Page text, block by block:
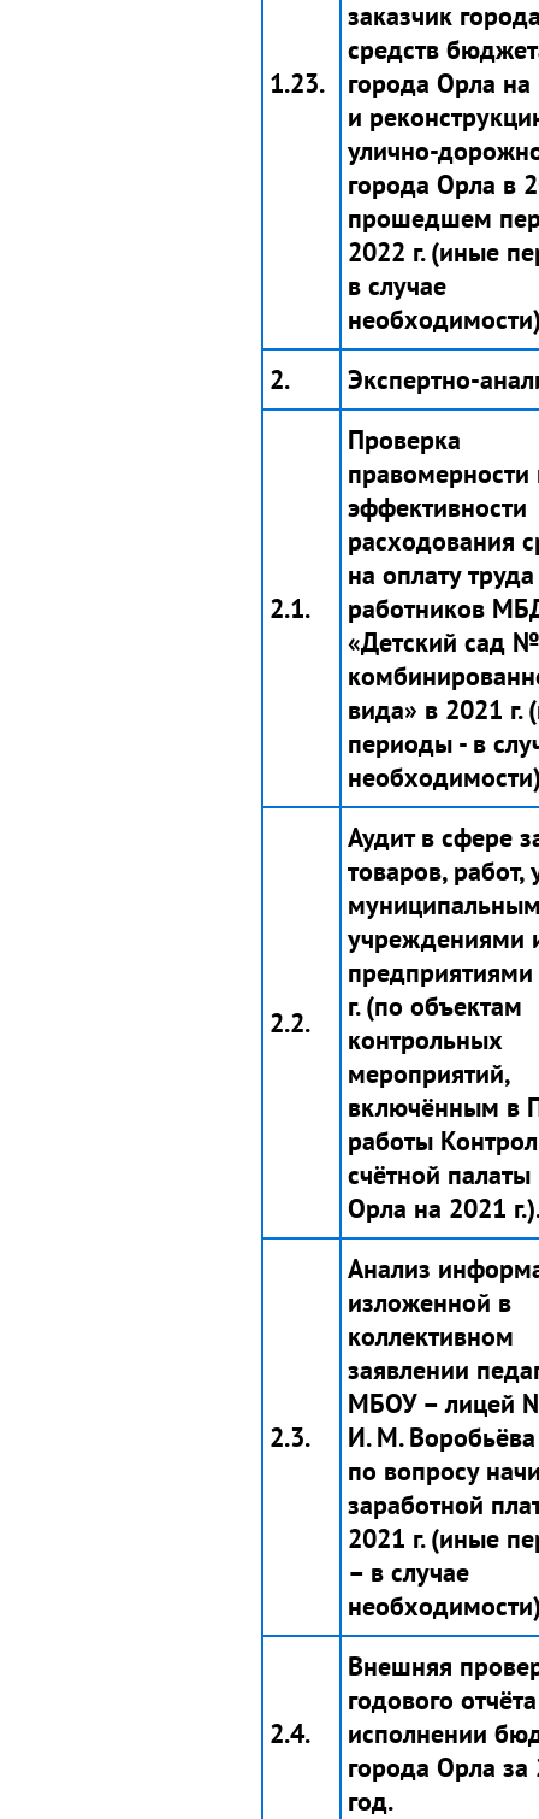
1.23.
заказчик
средств
города Орла на
и
улично-
города Орла в
прошедшем
2022 г. (иные
в случае
2.
Экспертно-
2.1.
Проверка
правомерности
эффективности
расходования
на оплату труда
работников
«Детский сад
вида» в 2021 г.
периоды - в
2.2.
Аудит в сфере
товаров, работ,
учреждениями
г. (по объектам
контрольных
мероприятий,
включённым в
работы
счётной палаты
Орла на 2021
2.3.
Анализ
изложенной в
коллективном
заявлении
МБОУ – лицей
И. М. Воробьёва
по вопросу
заработной
2021 г. (иные
– в случае
2.4.
Внешняя
годового
исполнении
города Орла за
год.